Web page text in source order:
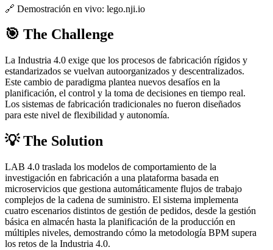
🔗 Demostración en vivo: lego.nji.io
🎯 The Challenge
La Industria 4.0 exige que los procesos de fabricación rígidos y
estandarizados se vuelvan autoorganizados y descentralizados.
Este cambio de paradigma plantea nuevos desafíos en la
planificación, el control y la toma de decisiones en tiempo real.
Los sistemas de fabricación tradicionales no fueron diseñados
para este nivel de flexibilidad y autonomía.
💡 The Solution
LAB 4.0 traslada los modelos de comportamiento de la
investigación en fabricación a una plataforma basada en
microservicios que gestiona automáticamente flujos de trabajo
complejos de la cadena de suministro. El sistema implementa
cuatro escenarios distintos de gestión de pedidos, desde la gestión
básica en almacén hasta la planificación de la producción en
múltiples niveles, demostrando cómo la metodología BPM supera
los retos de la Industria 4.0.